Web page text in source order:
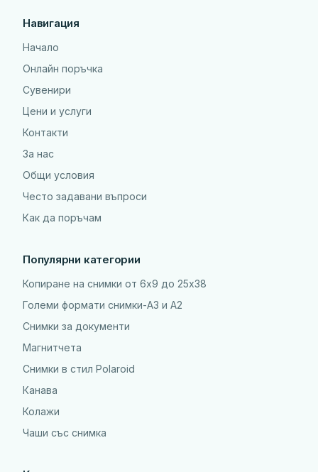
Навигация
Начало
Онлайн поръчка
Сувенири
Цени и услуги
Контакти
За нас
Общи условия
Често задавани въпроси
Как да поръчам
Популярни категории
Копиране на снимки от 6x9 до 25х38
Големи формати снимки-А3 и А2
Снимки за документи
Магнитчета
Снимки в стил Polaroid
Канава
Колажи
Чаши със снимка